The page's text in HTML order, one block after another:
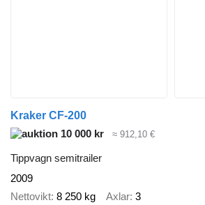
Kraker CF-200
10 000 kr
≈ 912,10 €
Tippvagn semitrailer
2009
Nettovikt 8 250 kg Axlar 3